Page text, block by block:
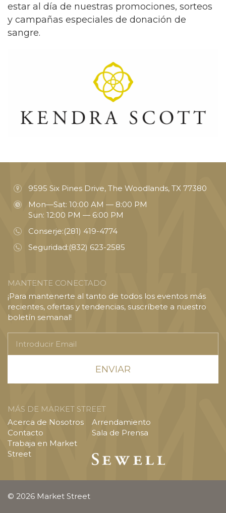
estar al día de nuestras promociones, sorteos
y campañas especiales de donación de
sangre.
9595 Six Pines Drive, The Woodlands, TX 77380
Mon—Sat: 10:00 AM — 8:00 PM
Sun: 12:00 PM — 6:00 PM
Conserje:(281) 419-4774
Seguridad:(832) 623-2585
MANTENTE CONECTADO
¡Para mantenerte al tanto de todos los eventos más
recientes, ofertas y tendencias, suscríbete a nuestro
boletín semanal!
Email
MÁS DE MARKET STREET
Acerca de Nosotros
Contacto
Trabaja en Market
Street
Arrendamiento
Sala de Prensa
© 2026 Market Street